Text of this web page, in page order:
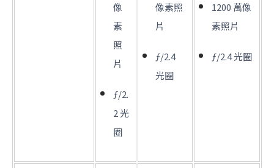
像
素
照
片
ƒ/2.
2 光
圈
像素照
片
ƒ/2.4
光圈
1200 萬像
素照片
ƒ/2.4 光圈